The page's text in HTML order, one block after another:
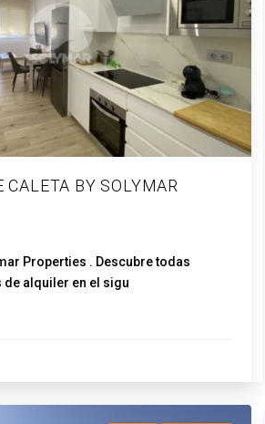
CALETA BY SOLYMAR
Properties . Descubre todas
de alquiler en el sigu